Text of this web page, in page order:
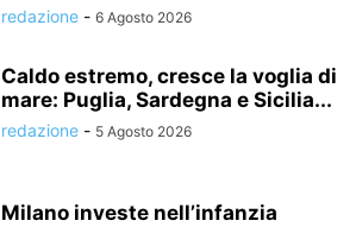
redazione - 6 Agosto 2026
Caldo estremo, cresce la voglia di
mare: Puglia, Sardegna e Sicilia...
redazione - 5 Agosto 2026
Milano investe nell’infanzia